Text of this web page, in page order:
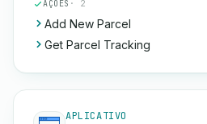
AÇÕES · 2
Add New Parcel
Get Parcel Tracking
APLICATIVO